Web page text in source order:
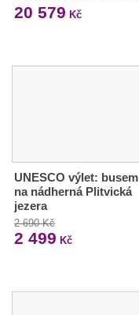
20 579 Kč
UNESCO výlet: busem
na nádherná Plitvická
jezera
2 690 Kč
2 499 Kč